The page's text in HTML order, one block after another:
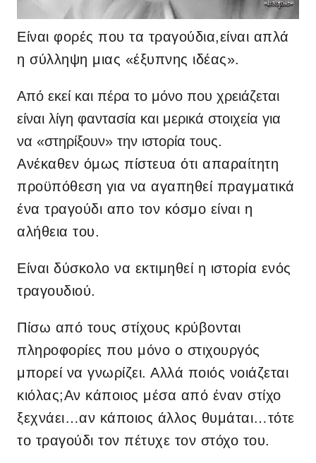
Είναι φορές που τα τραγούδια,είναι απλά
η σύλληψη μιας «έξυπνης ιδέας».
Από εκεί και πέρα το μόνο που χρειάζεται
είναι λίγη φαντασία και μερικά στοιχεία για
να «στηρίξουν» την ιστορία τους.
Ανέκαθεν όμως πίστευα ότι απαραίτητη
προϋπόθεση για να αγαπηθεί πραγματικά
ένα τραγούδι απο τον κόσμο είναι η
αλήθεια του.
Είναι δύσκολο να εκτιμηθεί η ιστορία ενός
τραγουδιού.
Πίσω από τους στίχους κρύβονται
πληροφορίες που μόνο ο στιχουργός
μπορεί να γνωρίζει. Αλλά ποιός νοιάζεται
κιόλας;Αν κάποιος μέσα από έναν στίχο
ξεχνάει…αν κάποιος άλλος θυμάται…τότε
το τραγούδι τον πέτυχε τον στόχο του.